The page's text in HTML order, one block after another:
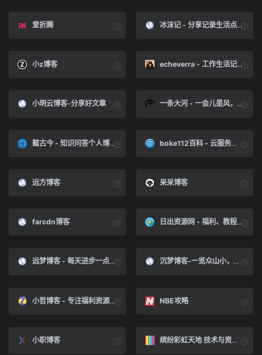
爱折腾 冰沫记 - 分享记录生活点滴
小z博客 echeverra - 工作生活记录
小明云博客-分享好文章 一条大河 - 一会儿是风，一会儿是水
懿古今 - 知识问答个人博客网站 boke112百科 - 云服务器_腾讯云_阿里云_免备案服务器_虚拟主机_SiteGround主机
远方博客 呆呆博客
farcdn博客 日出资源网 - 福利、教程、技术、资源反正奇怪又有趣~
远梦博客 - 每天进步一点点 沉梦博客-一览众山小，不知编程好
小哲博客 - 专注福利资源的技术博客 NBE攻略
小职博客 缤纷彩虹天地 技术与资源分享博客 PHP原创程序